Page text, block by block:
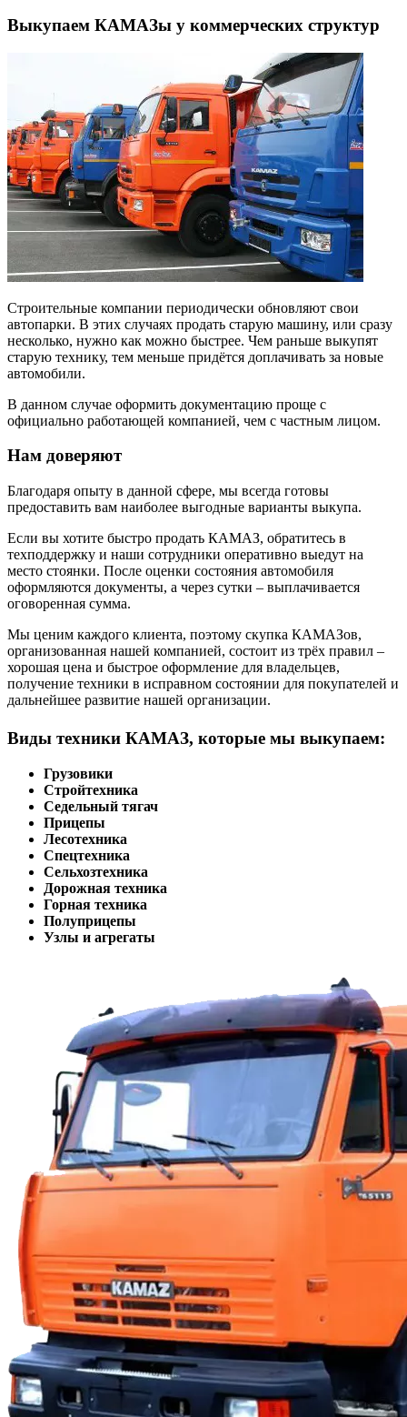
Выкупаем КАМАЗы у коммерческих структур
Строительные компании периодически обновляют свои
автопарки. В этих случаях продать старую машину, или сразу
несколько, нужно как можно быстрее. Чем раньше выкупят
старую технику, тем меньше придётся доплачивать за новые
автомобили.
В данном случае оформить документацию проще с
официально работающей компанией, чем с частным лицом.
Нам доверяют
Благодаря опыту в данной сфере, мы всегда готовы
предоставить вам наиболее выгодные варианты выкупа.
Если вы хотите быстро продать КАМАЗ, обратитесь в
техподдержку и наши сотрудники оперативно выедут на
место стоянки. После оценки состояния автомобиля
оформляются документы, а через сутки – выплачивается
оговоренная сумма.
Мы ценим каждого клиента, поэтому скупка КАМАЗов,
организованная нашей компанией, состоит из трёх правил –
хорошая цена и быстрое оформление для владельцев,
получение техники в исправном состоянии для покупателей и
дальнейшее развитие нашей организации.
Виды техники КАМАЗ, которые мы выкупаем:
Грузовики
Стройтехника
Седельный тягач
Прицепы
Лесотехника
Спецтехника
Сельхозтехника
Дорожная техника
Горная техника
Полуприцепы
Узлы и агрегаты